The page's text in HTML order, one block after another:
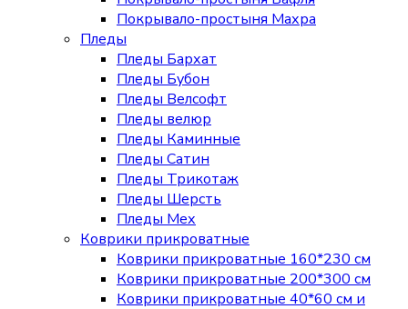
Покрывало-простыня Махра
Пледы
Пледы Бархат
Пледы Бубон
Пледы Велсофт
Пледы велюр
Пледы Каминные
Пледы Сатин
Пледы Трикотаж
Пледы Шерсть
Пледы Мех
Коврики прикроватные
Коврики прикроватные 160*230 см
Коврики прикроватные 200*300 см
Коврики прикроватные 40*60 см и